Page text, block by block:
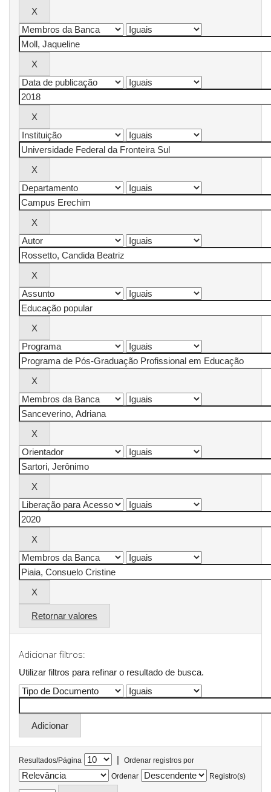
Retornar valores
Adicionar filtros:
Utilizar filtros para refinar o resultado de busca.
Resultados/Página |
Ordenar registros por
Ordenar
Registro(s)